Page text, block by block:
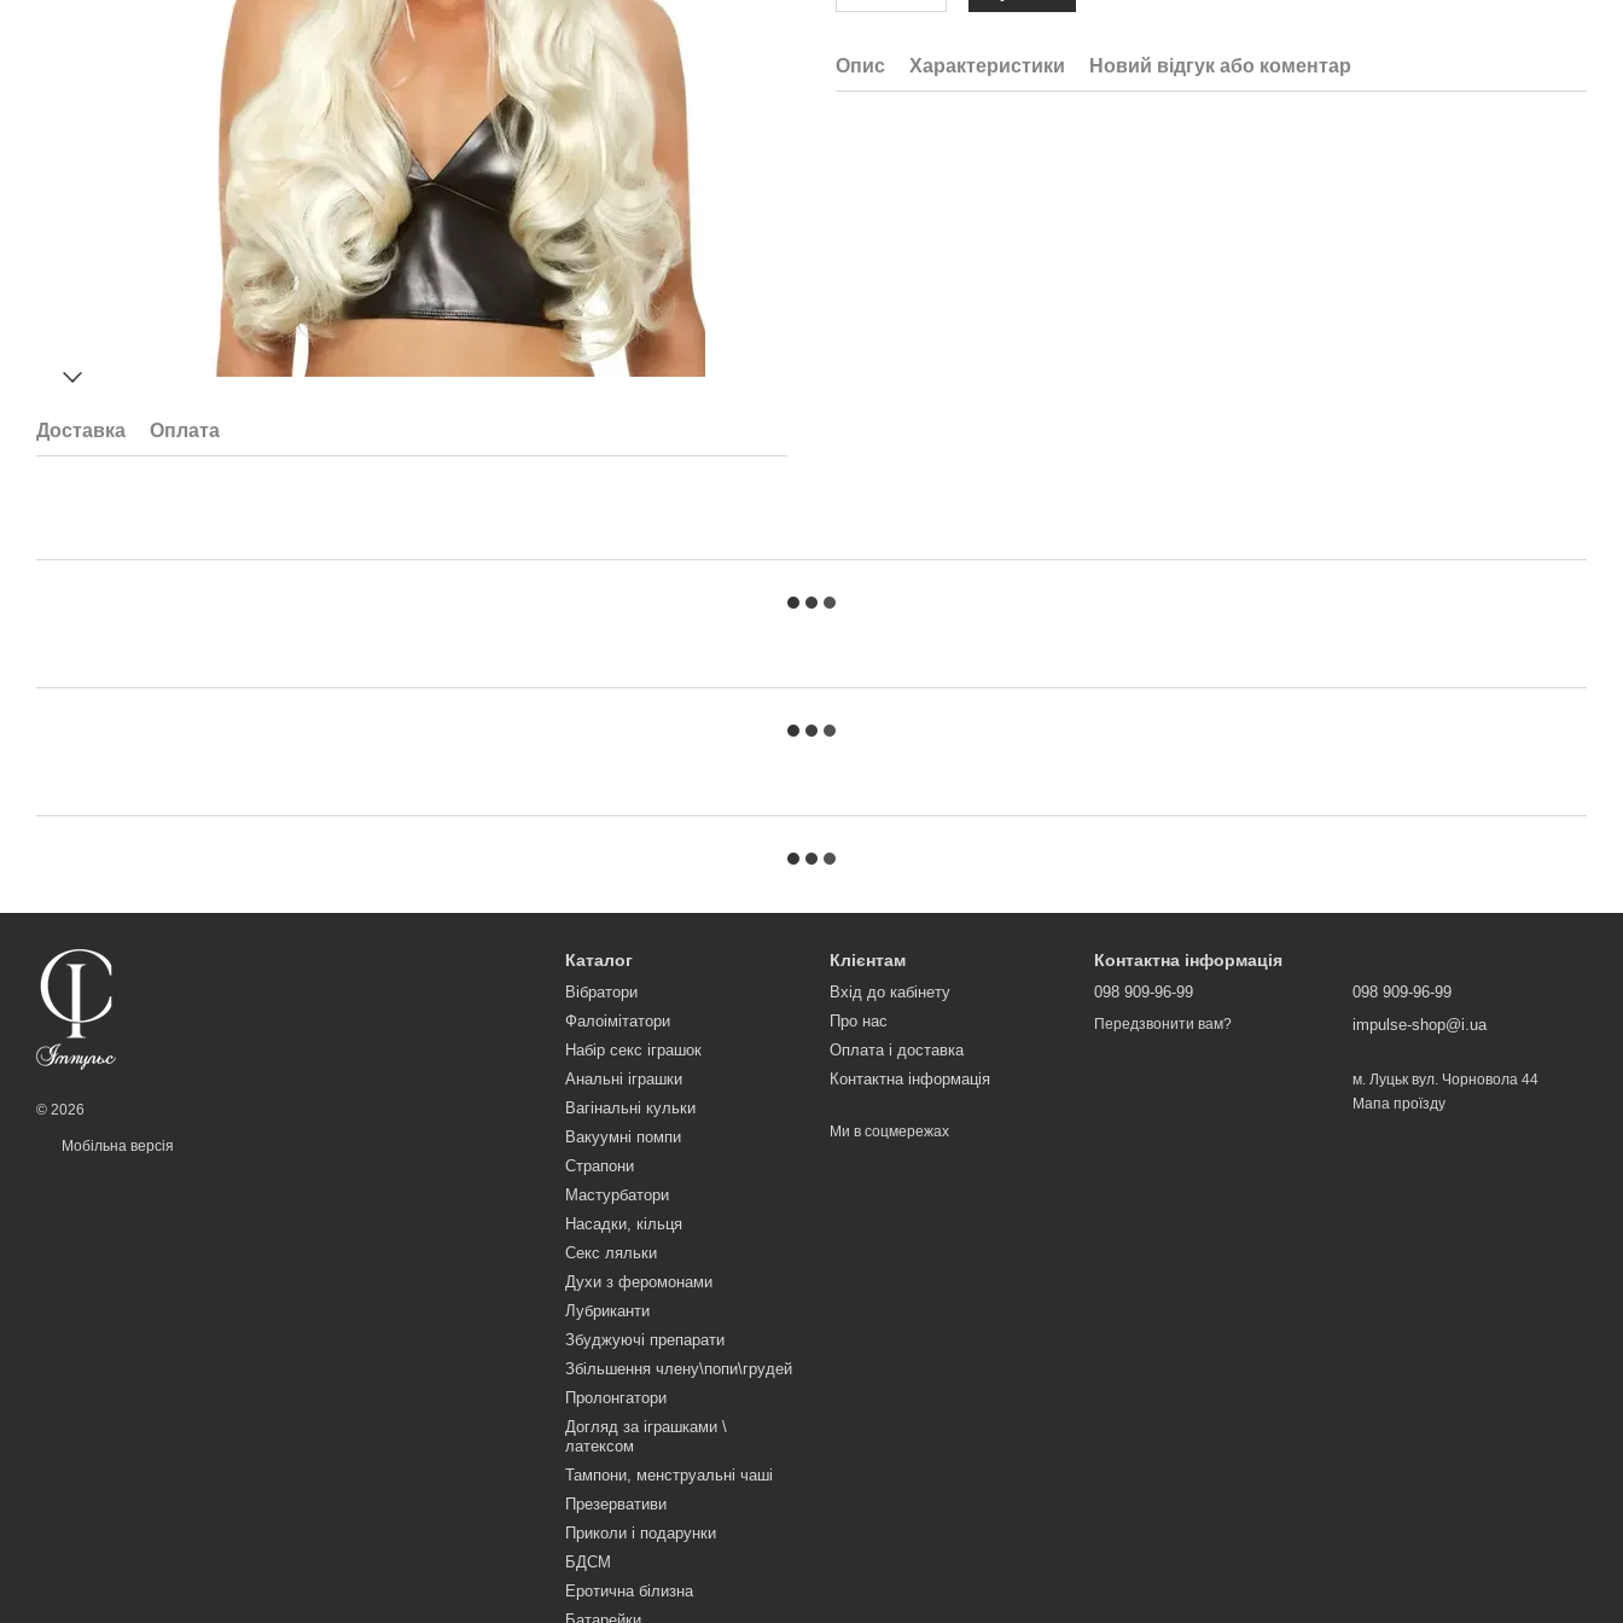
Доставка Оплата
Опис Характеристики Новий відгук або коментар
© 2026
Мобільна версія
Каталог
Вібратори
Фалоімітатори
Набір секс іграшок
Анальні іграшки
Вагінальні кульки
Вакуумні помпи
Страпони
Мастурбатори
Насадки, кільця
Секс ляльки
Духи з феромонами
Лубриканти
Збуджуючі препарати
Збільшення члену\попи\грудей
Пролонгатори
Догляд за іграшками \
латексом
Тампони, менструальні чаші
Презервативи
Приколи і подарунки
БДСМ
Еротична білизна
Клієнтам
Вхід до кабінету
Про нас
Оплата і доставка
Контактна інформація
Ми в соцмережах
Контактна інформація
098 909-96-99
Передзвонити вам?
098 909-96-99
impulse-shop@i.ua
м. Луцьк вул. Чорновола 44
Мапа проїзду